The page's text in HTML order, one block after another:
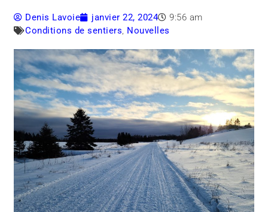
Denis Lavoie janvier 22, 2024
9:56 am
Conditions de sentiers, Nouvelles